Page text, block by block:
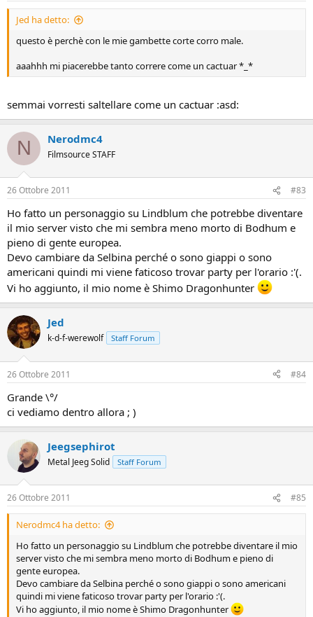
Jed ha detto:
questo è perchè con le mie gambette corte corro male.
aaahhh mi piacerebbe tanto correre come un cactuar *_*
semmai vorresti saltellare come un cactuar :asd:
N Nerodmc4
Filmsource STAFF
26 Ottobre 2011 #83
Ho fatto un personaggio su Lindblum che potrebbe diventare
il mio server visto che mi sembra meno morto di Bodhum e
pieno di gente europea.
Devo cambiare da Selbina perché o sono giappi o sono
americani quindi mi viene faticoso trovar party per l'orario :'(.
Vi ho aggiunto, il mio nome è Shimo Dragonhunter
Jed
k-d-f-werewolf Staff Forum
26 Ottobre 2011 #84
Grande \°/
ci vediamo dentro allora ; )
Jeegsephirot
Metal Jeeg Solid Staff Forum
26 Ottobre 2011 #85
Nerodmc4 ha detto:
Ho fatto un personaggio su Lindblum che potrebbe diventare il mio
server visto che mi sembra meno morto di Bodhum e pieno di
gente europea.
Devo cambiare da Selbina perché o sono giappi o sono americani
quindi mi viene faticoso trovar party per l'orario :'(.
Vi ho aggiunto, il mio nome è Shimo Dragonhunter